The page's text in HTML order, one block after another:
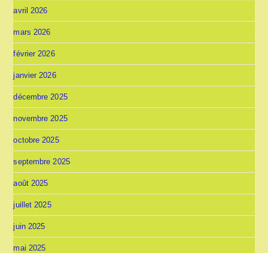
avril 2026
mars 2026
février 2026
janvier 2026
décembre 2025
novembre 2025
octobre 2025
septembre 2025
août 2025
juillet 2025
juin 2025
mai 2025